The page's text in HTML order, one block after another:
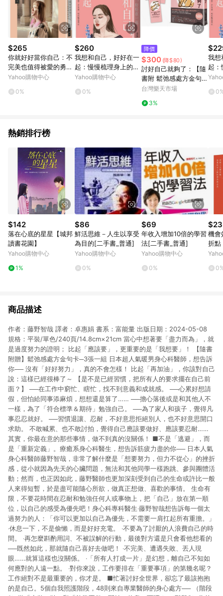
無法進行 LINE POINTS 回饋。 (5) LINE 購物為購物資訊整合性
平台，商品資料更新會有時間差，如顯示之商品規格、顏色、價
位、贈品與台灣樂天市場銷售網頁不符，以銷售網頁標示為準。
(6) 導購訂單已逾 365 天，根據台灣樂天回饋規定，逾期訂單將
不符合回饋資格。 (7) 若上述或其他原因，致使消費者無接收到
點數回饋或點數回饋有爭議，台灣樂天市場保有更改條款與法律
追訴之權利，活動詳情以樂天市場網站公告為準。
$265
你就好好當你自己：不
完美也值得被愛的勇氣
[二手書_良好]
Yahoo購物中心
0%
$260
我想和自己，好好在一
起：慢慢梳理身上的
結，感受愛，才有這一
近全新]
Yahoo購物中心
0%
降價
$300 (降$80)
討好自己就夠了：【隨
書附 鬆弛感處方金句卡
3張一組】不是逃避，
人氣身心科暖男醫生的
台灣樂天市場
3%
我想
起：
結，
普通]
熱銷排行榜
$142
落在心底的星星【城邦
讀書花園】
Yahoo購物中心
1%
$86
鮮活思維－人生以享受
為目的[二手書_普通]
Yahoo購物中心
0%
$69
年收入增加10倍的學習
法[二手書_普通]
Yahoo購物中心
0%
機會
折點
偶然
商品描述
作者：藤野智哉 譯者：卓惠娟 書系：富能量 出版日期：2024-05-08
規格：平裝/單色/240頁/14.8cm×21cm 當心中想著要「盡力而為」，就
是過度努力的證明； 比起「應該要」，更重要的是「我想要」！ 【隨書
附贈】鬆弛感處方金句卡─3張一組 日本超人氣暖男身心科醫師，想告訴
你── 沒有「好好努力」，真的不會怎樣！ 比起「再加油」，你該對自己
說：這樣已經很棒了～ 【是不是已經習慣，把所有人的要求擺在自己前
面？】 ──在工作中窮忙、瞎忙，找不到意義和成就感。 ──心累好想請
假，但怕給同事添麻煩，想想還是算了…… ──擔心落後或是和其他人不
一樣，為了「符合標準＆期待」勉強自己。 ──為了家人和孩子，覺得凡
事忍忍就好。 ──習慣退讓、忍耐，不好意思拒絕別人，也不好意思開口
求助。 不敢喊累、也不敢討拍，覺得自己應該要做好、應該要忍耐……
其實，你最在意的那些事情，做不到真的沒關係！ ■不是「逃避」，而
是「重新定義」。療癒系身心科醫生，想告訴筋疲力盡的你── 日本人氣
身心科醫師藤野智哉，非常了解什麼是「想要努力，但力不從心」的挫折
感，從小就因為先天的心臟問題，無法和其他同學一樣跑跳、參與團體活
動；然而，也正因如此，藤野醫師也更加深刻受到自己的生命或許比一般
人來得短暫，於是盡可能隨心所欲，做真正想做、喜歡的事情。 生命有
限，不要花時間在忍耐和勉強任何人或事物上，把「自己」放在第一順
位，以自己的感受為優先吧！身心科專科醫生‧藤野智哉想告訴每一個太
過努力的人：「你可以更加以自己為優先，不需要一肩扛起所有重擔。」
‧休息一下，不是偷懶，而是好好充電。 ‧不要為了討厭的人浪費自己的時
間。 ‧再怎麼斟酌用詞、不被誤解的行動，最後對方還是只會看他想看的
──既然如此，那就隨自己喜好去做吧！ ‧不完美、遭遇失敗、丟人現
眼……就算這樣也沒關係。 ‧「所有人打成一片」是幻想，離自己不知如
何應對的人遠一點。 ‧對你來說，工作要排在「重要事項」的第幾名呢？
工作絕對不是最重要的，你才是。 ■忙著討好全世界，卻忘了最該抱抱
的是自己。5個自我照護階段，48則來自專業醫師的身心處方── （階段